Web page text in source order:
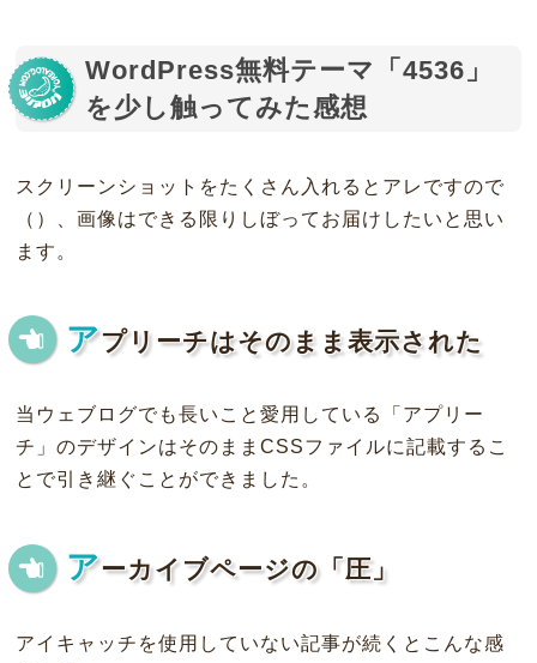
WordPress無料テーマ「4536」
を少し触ってみた感想
スクリーンショットをたくさん入れるとアレですので
（）、画像はできる限りしぼってお届けしたいと思い
ます。
アプリーチはそのまま表示された
当ウェブログでも長いこと愛用している「アプリー
チ」のデザインはそのままCSSファイルに記載するこ
とで引き継ぐことができました。
アーカイブページの「圧」
アイキャッチを使用していない記事が続くとこんな感